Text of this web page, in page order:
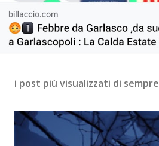
i post più visualizzati di sempre